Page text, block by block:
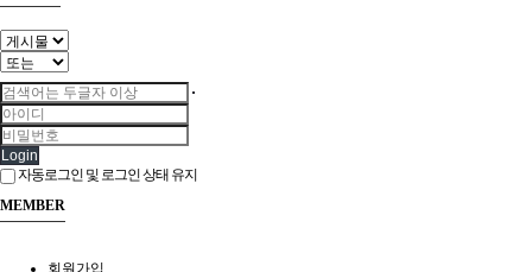
Login
자동로그인 및 로그인 상태 유지
MEMBER